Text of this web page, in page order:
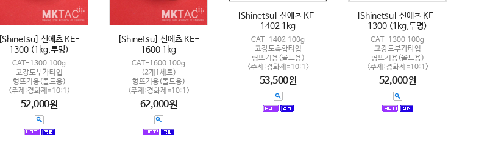
[Shinetsu] 신에츠 KE-
1300 (1kg,투명)
CAT-1300 100g
고강도부가타입
형뜨기용(몰드용)
<주제:경화제=10:1>
52,000원
[Shinetsu] 신에츠 KE-
1600 1kg
CAT-1600 100g
(2개1세트)
형뜨기용(몰드용)
<주제:경화제=10:1>
62,000원
[Shinetsu] 신에츠 KE-
1402 1kg
CAT-1402 100g
고강도축합타입
형뜨기용(몰드용)
<주제:경화제=10:1>
53,500원
[Shinetsu] 신에츠 KE-
1300 (1kg,투명)
CAT-1300 100g
고강도부가타입
형뜨기용(몰드용)
<주제:경화제=10:1>
52,000원